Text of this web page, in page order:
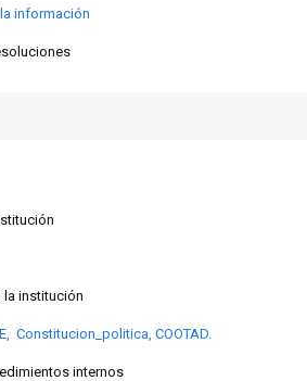
información
la institución
Constitucion_politica, COOTAD.
internos